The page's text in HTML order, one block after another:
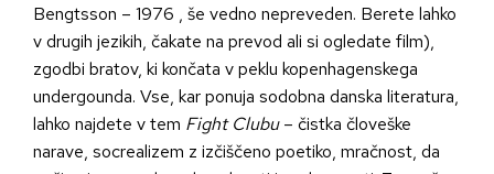
Bengtsson – 1976 , še vedno nepreveden. Berete lahko
v drugih jezikih, čakate na prevod ali si ogledate film),
zgodbi bratov, ki končata v peklu kopenhagenskega
undergounda. Vse, kar ponuja sodobna danska literatura,
lahko najdete v tem Fight Clubu– čistka človeške
narave, socrealizem z izčiščeno poetiko, mračnost, da